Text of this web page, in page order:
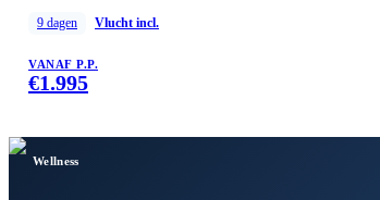
9 dagen Vlucht incl.
VANAF P.P.
€1.995
Wellness